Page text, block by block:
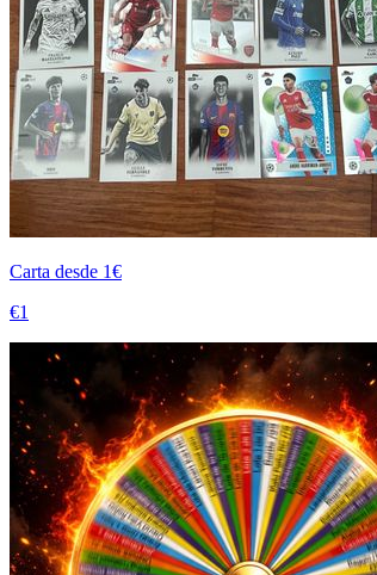
Carta desde 1€
€1